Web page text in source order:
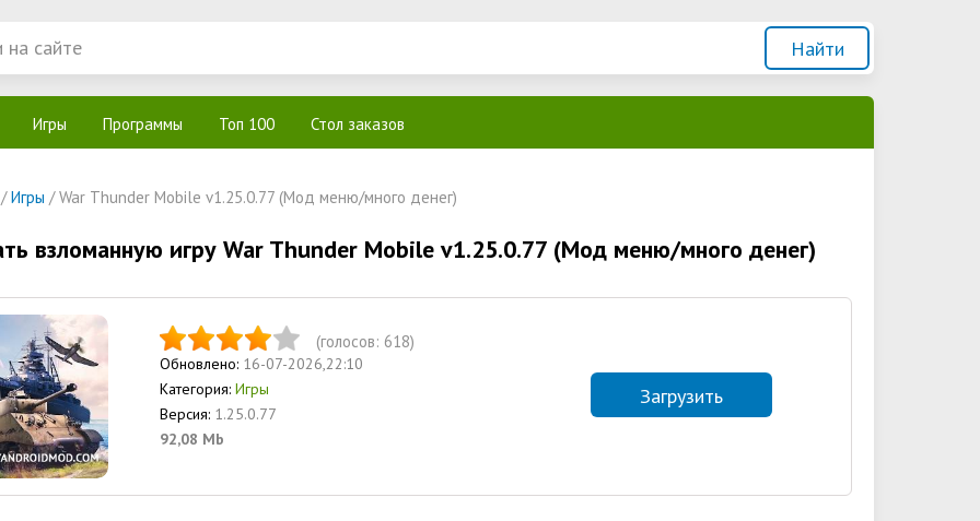
Игры Программы Топ 100 Стол заказов
/Игры / War Thunder Mobile v1.25.0.77 (Мод меню/много денег)
взломанную игру War Thunder Mobile v1.25.0.77 (Мод меню/много денег)
(голосов: 618)
Обновлено: 16-07-2026,22:10
Категория: Игры
Версия: 1.25.0.77
92,08 Mb
Загрузить